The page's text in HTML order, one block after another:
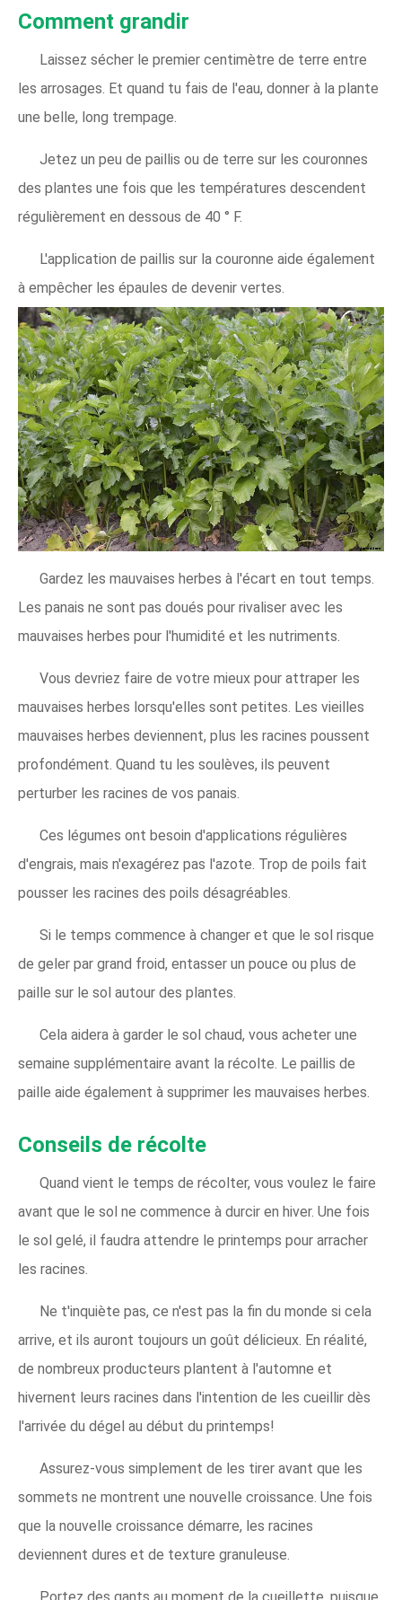
Comment grandir
Laissez sécher le premier centimètre de terre entre
les arrosages. Et quand tu fais de l'eau, donner à la plante
une belle, long trempage.
Jetez un peu de paillis ou de terre sur les couronnes
des plantes une fois que les températures descendent
régulièrement en dessous de 40 ° F.
L'application de paillis sur la couronne aide également
à empêcher les épaules de devenir vertes.
Gardez les mauvaises herbes à l'écart en tout temps.
Les panais ne sont pas doués pour rivaliser avec les
mauvaises herbes pour l'humidité et les nutriments.
Vous devriez faire de votre mieux pour attraper les
mauvaises herbes lorsqu'elles sont petites. Les vieilles
mauvaises herbes deviennent, plus les racines poussent
profondément. Quand tu les soulèves, ils peuvent
perturber les racines de vos panais.
Ces légumes ont besoin d'applications régulières
d'engrais, mais n'exagérez pas l'azote. Trop de poils fait
pousser les racines des poils désagréables.
Si le temps commence à changer et que le sol risque
de geler par grand froid, entasser un pouce ou plus de
paille sur le sol autour des plantes.
Cela aidera à garder le sol chaud, vous acheter une
semaine supplémentaire avant la récolte. Le paillis de
paille aide également à supprimer les mauvaises herbes.
Conseils de récolte
Quand vient le temps de récolter, vous voulez le faire
avant que le sol ne commence à durcir en hiver. Une fois
le sol gelé, il faudra attendre le printemps pour arracher
les racines.
Ne t'inquiète pas, ce n'est pas la fin du monde si cela
arrive, et ils auront toujours un goût délicieux. En réalité,
de nombreux producteurs plantent à l'automne et
hivernent leurs racines dans l'intention de les cueillir dès
l'arrivée du dégel au début du printemps!
Assurez-vous simplement de les tirer avant que les
sommets ne montrent une nouvelle croissance. Une fois
que la nouvelle croissance démarre, les racines
deviennent dures et de texture granuleuse.